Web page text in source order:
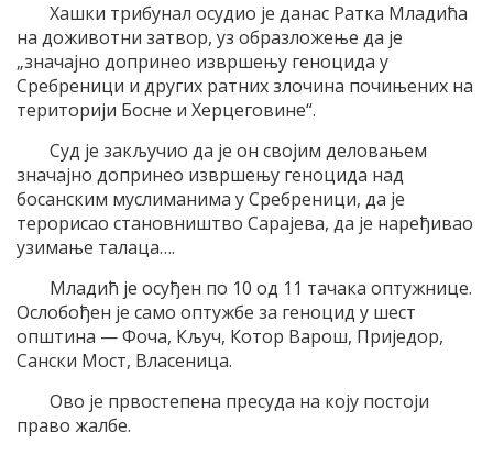
Хашки трибунал осудио је данас Ратка Младића
на доживотни затвор, уз образложење да је
„значајно допринео извршењу геноцида у
Сребреници и других ратних злочина почињених на
територији Босне и Херцеговине“.
Суд је закључио да је он својим деловањем
значајно допринео извршењу геноцида над
босанским муслиманима у Сребреници, да је
терорисао становништво Сарајева, да је наређивао
узимање талаца….
Младић је осуђен по 10 од 11 тачака оптужнице.
Ослобођен је само оптужбе за геноцид у шест
општина — Фоча, Кључ, Котор Варош, Приједор,
Сански Мост, Власеница.
Ово је првостепена пресуда на коју постоји
право жалбе.